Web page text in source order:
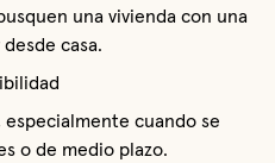
una vivienda con una
casa.
cuando se
o de medio plazo.